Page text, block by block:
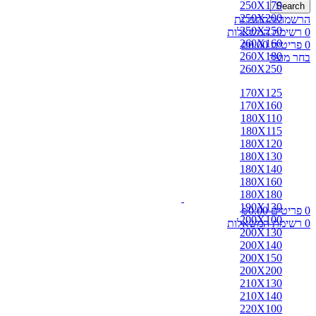
Search
הרשמה/התחברות
0 רשימת המשאלות
0 פריטים ₪0.00
בחר מוצר
0 פריטים ₪0.00
0 רשימת המשאלות
250X170
250X200
250X250
260X160
260X180
260X250
170X125
170X160
180X110
180X115
180X120
180X130
180X140
180X160
180X180
190X130
200X100
200X130
200X140
200X150
200X200
210X130
210X140
220X100